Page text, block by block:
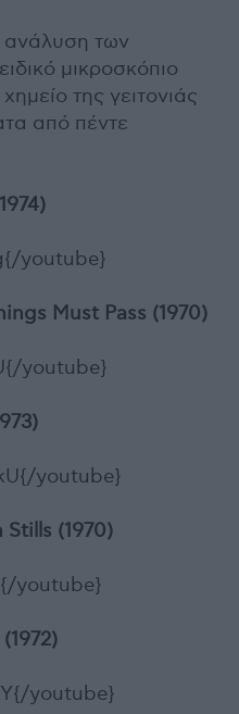
ανάλυση των
μικροσκόπιο
της γειτονιάς
από πέντε
youtube}
Must Pass (1970)
youtube}
youtube}
(1970)
youtube}
youtube}